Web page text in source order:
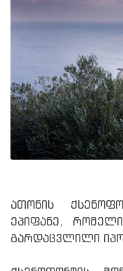
ათონის
ეპიფანე,
გარდაცვლილი